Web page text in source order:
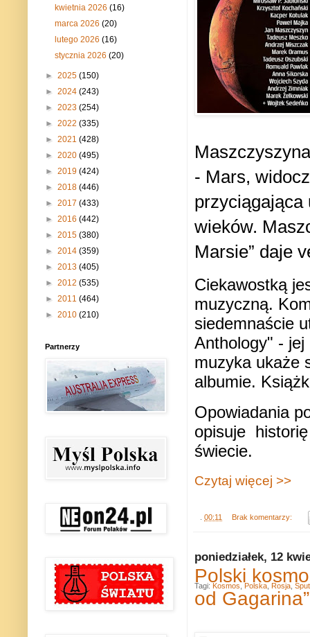
- Mars,
przyciągająca
wieków.
Marsie” daje
Ciekawostką
muzyczną.
siedemnaście
Anthology" - jej
muzyka ukaże
albumie.
Opowiadania
opisuje
świecie.
Czytaj więcej >>
00:11 Brak komentarzy:
poniedziałek, 12
Polski
od Gagarina”
Tagi: Kosmos Polska Rosja
kwietnia 2026(16)
marca 2026(20)
lutego 2026(16)
stycznia 2026(20)
► 2025 (150)
► 2024 (243)
► 2023 (254)
► 2022 (335)
► 2021 (428)
► 2020 (495)
► 2019 (424)
► 2018 (446)
► 2017 (433)
► 2016 (442)
► 2015 (380)
► 2014 (359)
► 2013 (405)
► 2012 (535)
► 2011 (464)
► 2010 (210)
Partnerzy